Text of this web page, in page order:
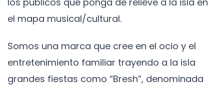
el mapa musical/cultural.
Somos una marca que cree en el ocio y el
entretenimiento familiar trayendo a la isla
grandes fiestas como “Bresh”, denominada